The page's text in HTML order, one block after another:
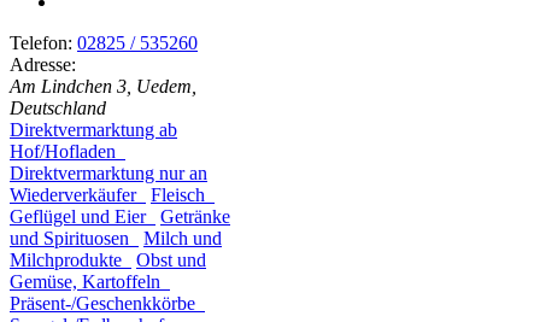
Telefon: 02825 / 535260
Adresse:
Am Lindchen 3, Uedem,
Deutschland
Direktvermarktung ab
Hof/Hofladen
Direktvermarktung nur an
Wiederverkäufer
Fleisch
Geflügel und Eier
Getränke
und Spirituosen
Milch und
Milchprodukte
Obst und
Gemüse, Kartoffeln
Präsent-/Geschenkkörbe